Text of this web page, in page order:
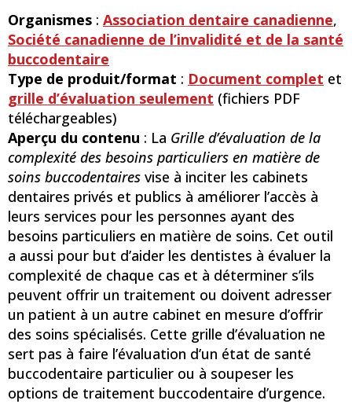
Organismes : Association dentaire canadienne,
Société canadienne de l’invalidité et de la santé
buccodentaire
Type de produit/format : Document complet et
grille d’évaluation seulement (fichiers PDF
téléchargeables)
Aperçu du contenu : La Grille d’évaluation de la
complexité des besoins particuliers en matière de
soins buccodentaires vise à inciter les cabinets
dentaires privés et publics à améliorer l’accès à
leurs services pour les personnes ayant des
besoins particuliers en matière de soins. Cet outil
a aussi pour but d’aider les dentistes à évaluer la
complexité de chaque cas et à déterminer s’ils
peuvent offrir un traitement ou doivent adresser
un patient à un autre cabinet en mesure d’offrir
des soins spécialisés. Cette grille d’évaluation ne
sert pas à faire l’évaluation d’un état de santé
buccodentaire particulier ou à soupeser les
options de traitement buccodentaire d’urgence.